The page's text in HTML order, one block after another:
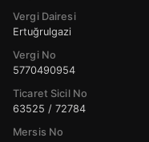
Vergi Dairesi
Ertuğrulgazi
Vergi No
5770490954
Ticaret Sicil No
63525 / 72784
Mersis No